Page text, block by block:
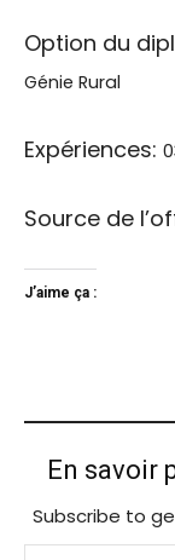
Option du
Génie Rural
Expériences:
Source de
J’aime ça :
En savoir
Subscribe to
Saisissez votre adresse e-mail…